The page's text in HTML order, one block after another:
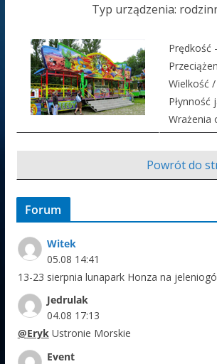
Typ urządzenia:
Prędkość
Wielkość
Płynność
Wrażenia
Powrót do
Forum
Witek
05.08 14:41
13-23 sierpnia lunapark Honza na
Jedrulak
04.08 17:13
ErykUstronie Morskie
Event